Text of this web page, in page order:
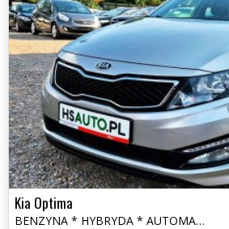
Kia Optima
BENZYNA * HYBRYDA * AUTOMAT * atrakcyjny wygląd * super * okazja